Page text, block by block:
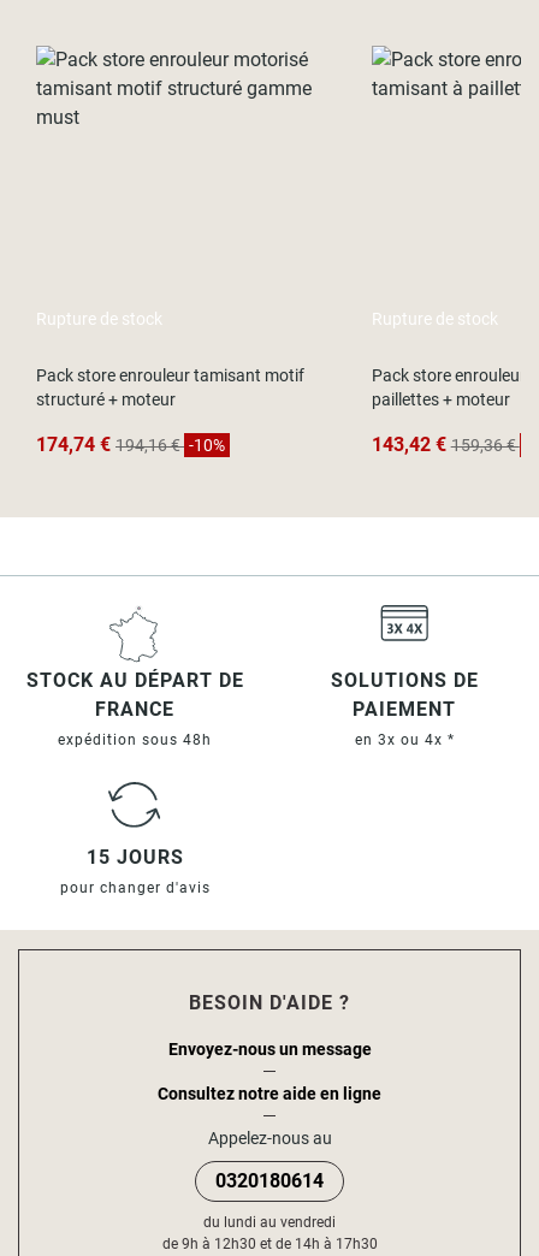
Pack store enrouleur tamisant motif
structuré + moteur
174,74 € 194,16 € -10%
Rupture de stock
Pack store enrouleur
paillettes + moteur
143,42 €159,36 €
Rupture de stock
STOCK AU DÉPART DE
FRANCE
expédition sous 48h
SOLUTIONS DE
PAIEMENT
en 3x ou 4x *
15 JOURS
pour changer d'avis
BESOIN D'AIDE ?
Envoyez-nous un message
Consultez notre aide en ligne
Appelez-nous au
0320180614
du lundi au vendredi
de 9h à 12h30 et de 14h à 17h30